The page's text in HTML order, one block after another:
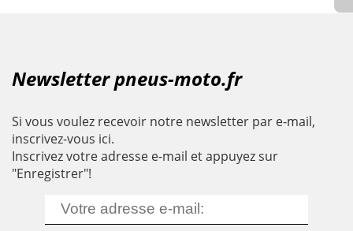
Newsletter pneus-moto.fr
Si vous voulez recevoir notre newsletter par e-mail,
inscrivez-vous ici.
Inscrivez votre adresse e-mail et appuyez sur
"Enregistrer"!